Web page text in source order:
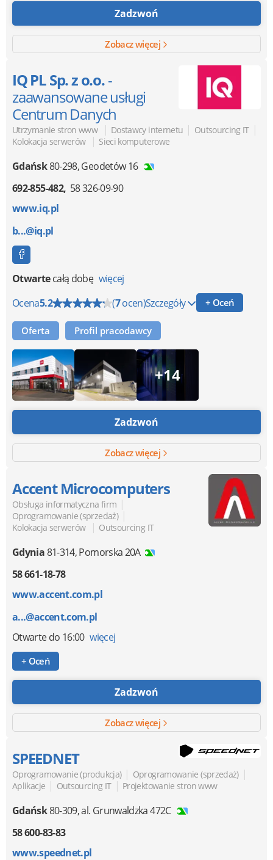
Zadzwoń
Zobacz więcej
IQ PL Sp. z o.o.-
zaawansowane usługi
Centrum Danych
Utrzymanie stron www | Dostawcy internetu | Outsourcing IT |
Kolokacja serwerów | Sieci komputerowe
Gdańsk80-298,Geodetów 16
692-855-482 58 326-09-90
www.iq.pl
b...@iq.pl
Otwartecałą dobę więcej
Ocena5.2 (7ocen)Szczegóły + Oceń
Oferta Profil pracodawcy
+14
Zadzwoń
Zobacz więcej
Accent Microcomputers
Obsługa informatyczna firm |
Oprogramowanie (sprzedaż) |
Kolokacja serwerów | Outsourcing IT
Gdynia81-314,Pomorska 20A
58 661-18-78
www.accent.com.pl
a...@accent.com.pl
Otwartedo 16:00 więcej
+ Oceń
Zadzwoń
Zobacz więcej
SPEEDNET
Oprogramowanie (produkcja) | Oprogramowanie (sprzedaż) |
Aplikacje | Outsourcing IT | Projektowanie stron www
Gdańsk80-309,al. Grunwaldzka 472C
58 600-83-83
www.speednet.pl